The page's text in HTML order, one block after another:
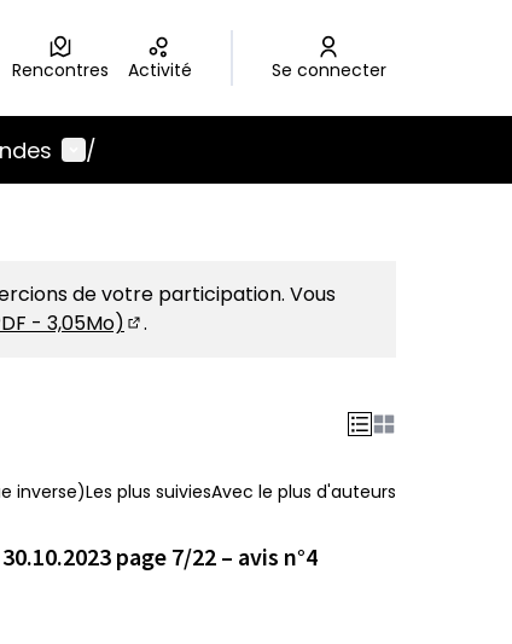
Rencontres Activité Se connecter
Menu utilisateur
/
de votre participation. Vous
- 3,05Mo) .
inverse)Les plus suiviesAvec le plus d'auteurs
page 7/22 – avis n°4